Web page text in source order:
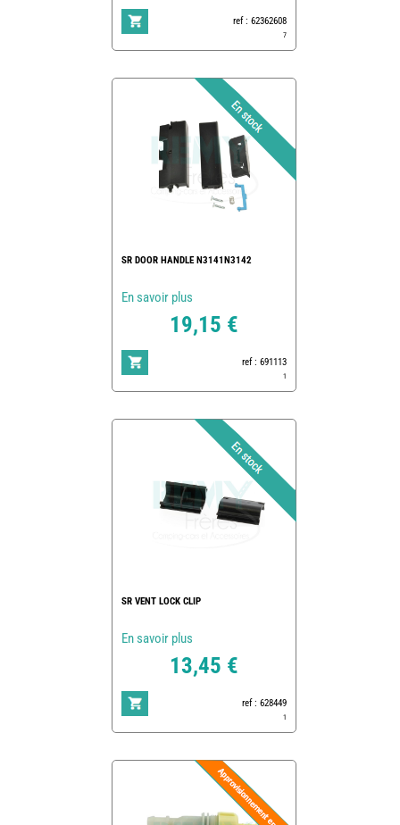
ref : 62362608
7
SR DOOR HANDLE N3141N3142
En savoir plus
19,15 €
ref : 691113
1
SR VENT LOCK CLIP
En savoir plus
13,45 €
ref : 628449
1